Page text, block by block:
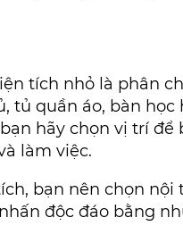
tích nhỏ là phân
tủ quần áo, bàn
hãy chọn vị trí để
làm việc.
bạn nên chọn nội
độc đáo bằng